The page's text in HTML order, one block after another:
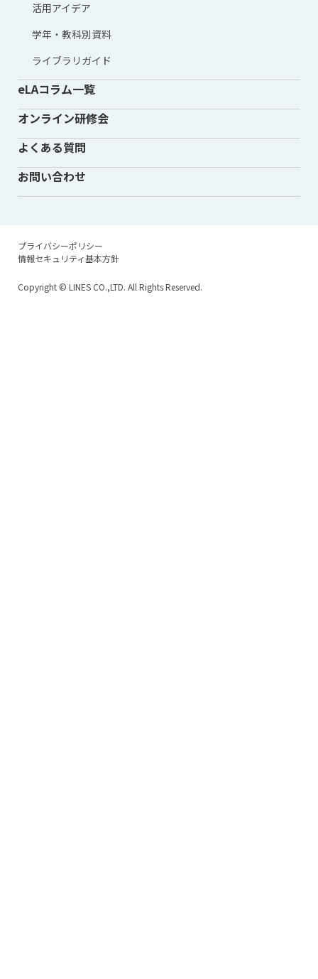
活用アイデア
学年・教科別資料
ライブラリガイド
eLAコラム一覧
オンライン研修会
よくある質問
お問い合わせ
プライバシーポリシー
情報セキュリティ基本方針
Copyright © LINES CO.,LTD. All Rights Reserved.